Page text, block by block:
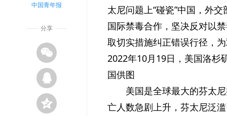
中国青年报
分享
太尼问题上“碰瓷”中国，外
国际禁毒合作，坚决反对以
取切实措施纠正错误行径，
2022年10月19日，美国洛杉
国供图
美国是全球最大的芬太
亡人数急剧上升，芬太尼泛